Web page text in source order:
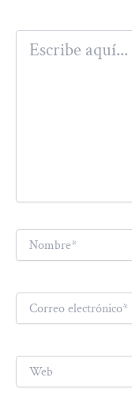
Escribe
aquí...
Correo
electrónico*
Web